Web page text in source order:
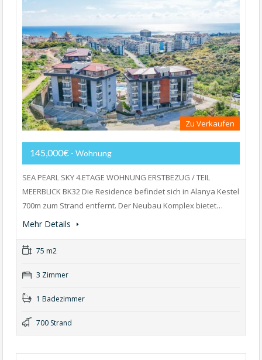
Zu Verkaufen
145,000€ - Wohnung
SEA PEARL SKY 4.ETAGE WOHNUNG ERSTBEZUG / TEIL
MEERBLICK BK32 Die Residence befindet sich in Alanya Kestel
700m zum Strand entfernt. Der Neubau Komplex bietet…
Mehr Details
75 m2
3 Zimmer
1 Badezimmer
700 Strand